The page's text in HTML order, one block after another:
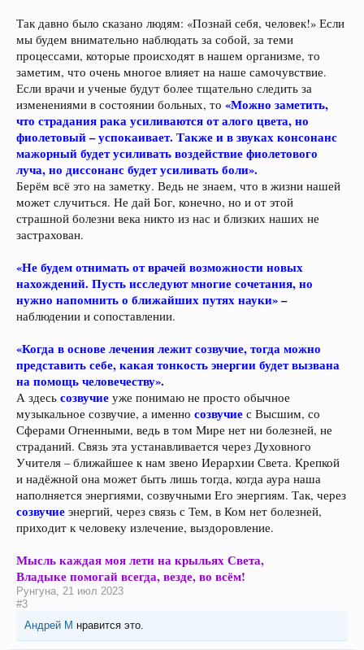
Так давно было сказано людям: «Познай себя, человек!» Если
мы будем внимательно наблюдать за собой, за теми
процессами, которые происходят в нашем организме, то
заметим, что очень многое влияет на наше самочувствие.
Если врачи и ученые будут более тщательно следить за
изменениями в состоянии больных, то «Можно заметить,
что страдания рака усиливаются от алого цвета, но
фиолетовый – успокаивает. Также и в звуках консонанс
мажорный будет усиливать воздействие фиолетового
луча, но диссонанс будет усиливать боли».
Берём всё это на заметку. Ведь не знаем, что в жизни нашей
может случиться. Не дай Бог, конечно, но и от этой
страшной болезни века никто из нас и близких наших не
застрахован.
«Не будем отнимать от врачей возможности новых
нахождений. Пусть исследуют многие сочетания, но
нужно напомнить о ближайших путях науки»–
наблюдении и сопоставлении.
«Когда в основе лечения лежит созвучие, тогда можно
представить себе, какая тонкость энергии будет вызвана
на помощь человечеству».
А здесь созвучие уже понимаю не просто обычное
музыкальное созвучие, а именно созвучие с Высшим, со
Сферами Огненными, ведь в том Мире нет ни болезней, не
страданий. Связь эта устанавливается через Духовного
Учителя – ближайшее к нам звено Иерархии Света. Крепкой
и надёжной она может быть лишь тогда, когда аура наша
наполняется энергиями, созвучными Его энергиям. Так, через
созвучие энергий, через связь с Тем, в Ком нет болезней,
приходит к человеку излечение, выздоровление.
Мысль каждая моя лети на крыльях Света,
Владыке помогай всегда, везде, во всём!
Рунгуна, 21 июл 2023
#3
Андрей М нравится это.